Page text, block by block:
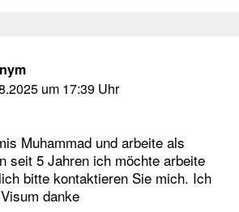
um 17:39 Uhr
Muhammad und arbeite als
seit 5 Jahren ich möchte arbeite
bitte kontaktieren Sie mich. Ich
danke